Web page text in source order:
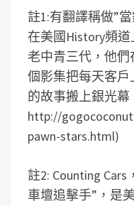
註1:有翻譯稱做”
在美國History頻
老中青三代，他
個影集把每天客
的故事搬上銀光幕
http://
pawn-stars.html)
註2: Counting
車壇追擊手”，是